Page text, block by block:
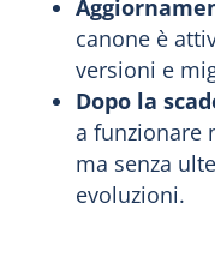
canone è
versioni e
Dopo la
a funzionare
ma senza
evoluzioni.